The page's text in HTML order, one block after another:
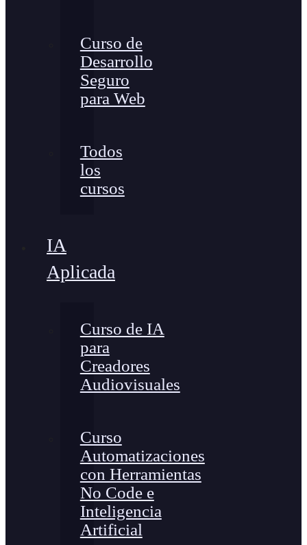
Curso de
Desarrollo
Seguro
para Web
Todos
los
cursos
IA
Aplicada
Curso de IA
para
Creadores
Audiovisuales
Curso
Automatizaciones
con Herramientas
No Code e
Inteligencia
Artificial